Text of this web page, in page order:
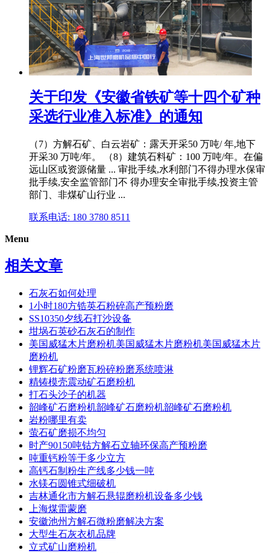
关于印发《安徽省铁矿等十四个矿种
采选行业准入标准》的通知
（7）方解石矿、白云岩矿：露天开采50 万吨/ 年,地下
开采30 万吨/年。 （8）建筑石料矿：100 万吨/年。在偏
远山区或资源储量 ... 审批手续,水利部门不得办理水保审
批手续,安全监管部门不 得办理安全审批手续,投资主管
部门、非煤矿山行业 ...
联系电话: 180 3780 8511
Menu
相关文章
石灰石如何处理
1小时180方锆英石粉碎高产预粉磨
SS10350夕线石打沙设备
坩埚石英砂石灰石的制作
美国威猛木片磨粉机美国威猛木片磨粉机美国威猛木片
磨粉机
锂辉石矿粉磨瓦粉碎粉磨系统喷淋
精铸模壳震动矿石磨粉机
打石头沙子的机器
韶峰矿石磨粉机韶峰矿石磨粉机韶峰矿石磨粉机
岩粉哪里有卖
萤石矿磨损不均匀
时产90150吨钴方解石立轴环保高产预粉磨
吨重钙粉等于多少立方
高钙石制粉生产线多少钱一吨
水镁石圆锥式细破机
吉林通化市方解石悬辊磨粉机设备多少钱
上海煤雷蒙磨
安徽池州方解石微粉磨解决方案
大型生石灰衣机品牌
立式矿山磨粉机